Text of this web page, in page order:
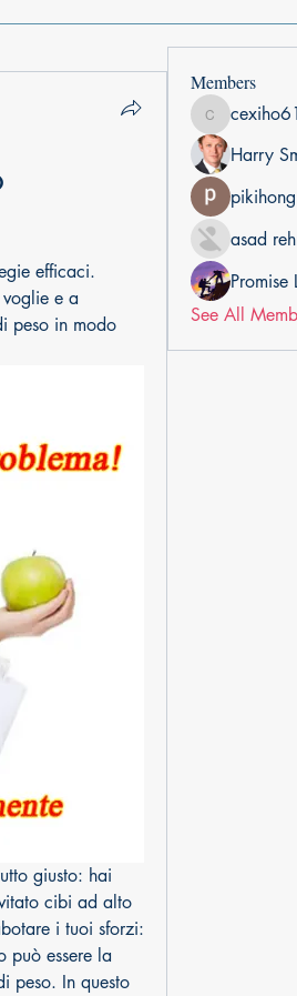
efficaci.
e a
peso in modo
giusto: hai
cibi ad alto
i tuoi sforzi:
può essere la
peso. In questo
Members
cexiho6175
Harry
asad
Promise
See All